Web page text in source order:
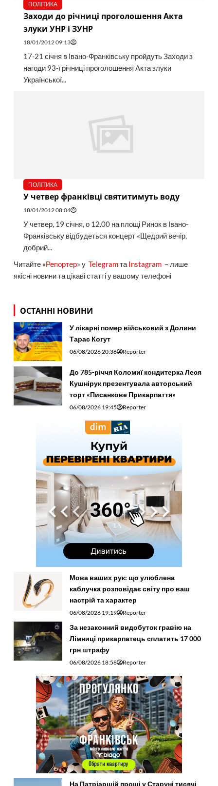
ПОЛІТИКА
Заходи до річниці проголошення Акта
злуки УНР і ЗУНР
18/01/2012 09:13
17-21 січня в Івано-Франківську пройдуть Заходи з
нагоди 93-ї річниці проголошення Акта злуки
Української...
ПОЛІТИКА
У четвер франківці святитимуть воду
18/01/2012 08:04
У четвер, 19 січня, о 12.00 на площі Ринок в Івано-
Франківську відбудеться концерт «Щедрий вечір,
добрий...
Читайте «Репортер» у Telegramта Instagram– лише
якісні новини та цікаві статті у вашому телефоні
ОСТАННІ НОВИНИ
У лікарні помер військовий з Долини
Тарас Когут
06/08/2026 20:36 Reporter
До 785-річчя Коломиї кондитерка Леся
Кушнірук презентувала авторський
торт «Писанкове Прикарпаття»
06/08/2026 19:45 Reporter
Мова ваших рук: що улюблена
каблучка розповідає світу про ваш
настрій та характер
06/08/2026 19:19 Reporter
За незаконний видобуток гравію на
Лімниці прикарпатець сплатить 17 000
грн штрафу
06/08/2026 18:58 Reporter
На Патріаршій прощі у Старуні тисячі